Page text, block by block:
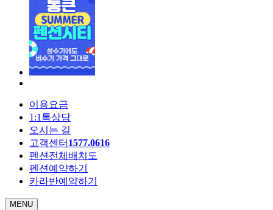
이용요금
1:1톡상담
오시는 길
고객센터 1577.0616
펜션전체배치도
펜션예약하기
카라반예약하기
MENU